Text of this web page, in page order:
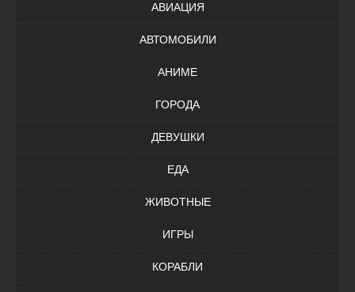
АВИАЦИЯ
АВТОМОБИЛИ
АНИМЕ
ГОРОДА
ДЕВУШКИ
ЕДА
ЖИВОТНЫЕ
ИГРЫ
КОРАБЛИ